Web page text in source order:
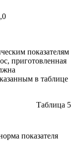
показателям
приготовленная
в таблице
Таблица 5
показателя